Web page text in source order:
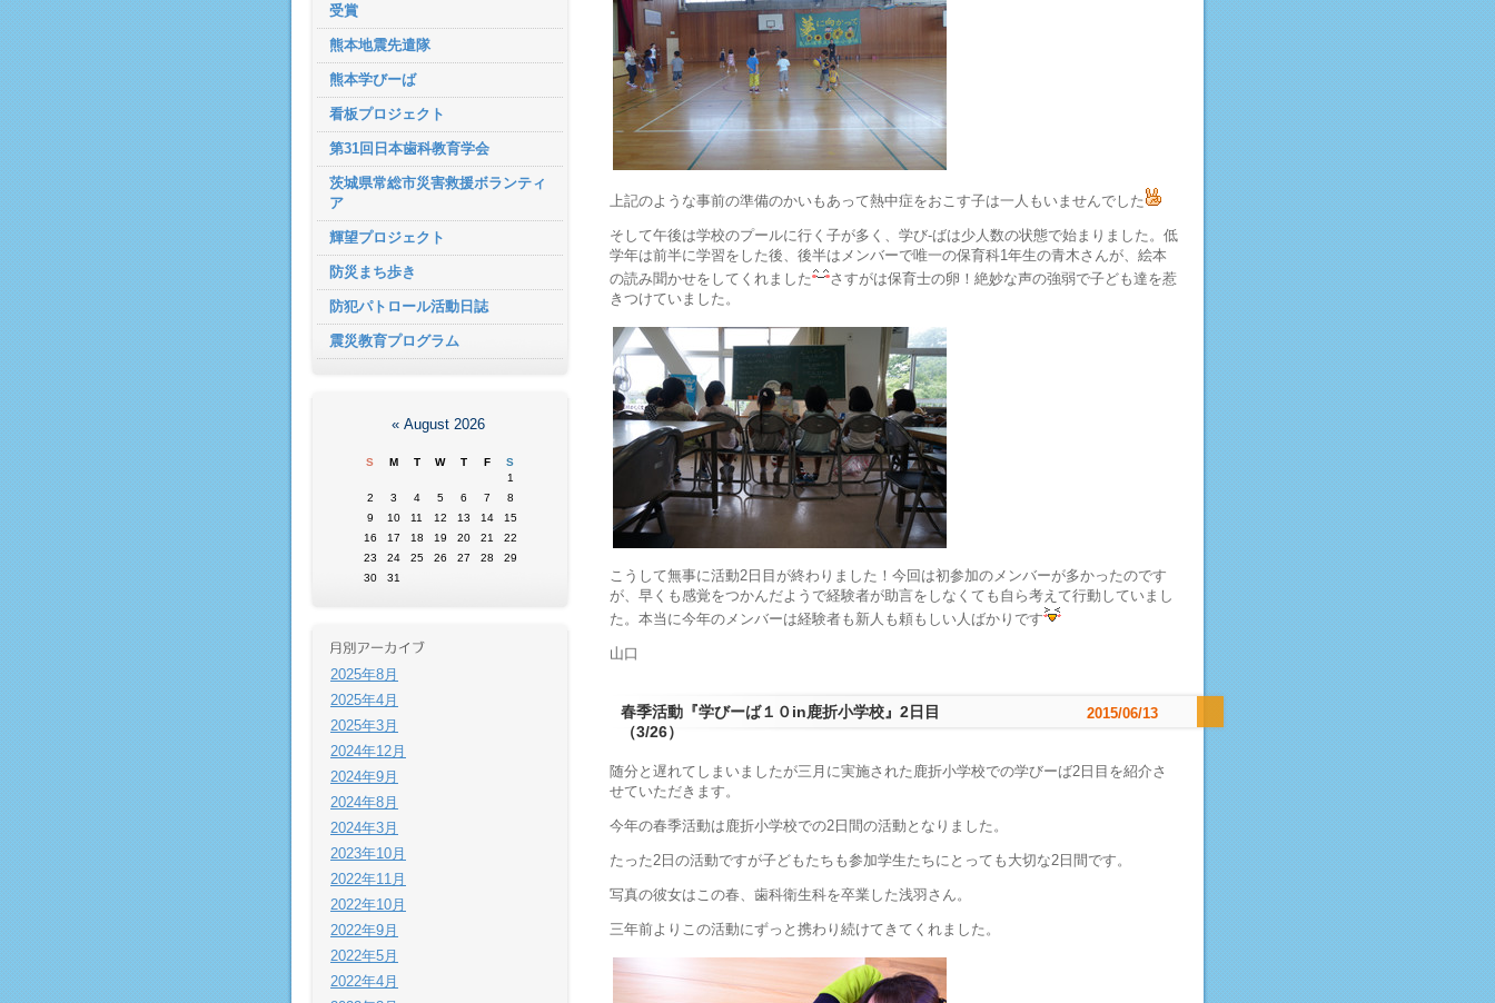
上記のような事前の準備のかいもあって熱中症をおこす子は一人もいませんでした
そして午後は学校のプールに行く子が多く、学び‐ばは少人数の状態で始まりました。低
学年は前半に学習をした後、後半はメンバーで唯一の保育科1年生の青木さんが、絵本
の読み聞かせをしてくれました
さすがは保育士の卵！絶妙な声の強弱で子ども達を惹
きつけていました。
こうして無事に活動2日目が終わりました！今回は初参加のメンバーが多かったのです
が、早くも感覚をつかんだようで経験者が助言をしなくても自ら考えて行動していまし
た。本当に今年のメンバーは経験者も新人も頼もしい人ばかりです
山口
春季活動『学びーば１０in鹿折小学校』2日目
（3/26）
2015/06/13
随分と遅れてしまいましたが三月に実施された鹿折小学校での学びーば2日目を紹介さ
せていただきます。
今年の春季活動は鹿折小学校での2日間の活動となりました。
たった2日の活動ですが子どもたちも参加学生たちにとっても大切な2日間です。
写真の彼女はこの春、歯科衛生科を卒業した浅羽さん。
三年前よりこの活動にずっと携わり続けてきてくれました。
受賞
熊本地震先遣隊
熊本学びーば
看板プロジェクト
第31回日本歯科教育学会
茨城県常総市災害救援ボランティ
ア
輝望プロジェクト
防災まち歩き
防犯パトロール活動日誌
震災教育プログラム
« August 2026
S M T W T F
S
1
2
3 4 5 6 7
8
9
10 11 12 13 14
15
16
17 18 19 20 21
22
23
24 25 26 27 28
29
30
31
2025年8月
2025年4月
2025年3月
2024年12月
2024年9月
2024年8月
2024年3月
2023年10月
2022年11月
2022年10月
2022年9月
2022年5月
2022年4月